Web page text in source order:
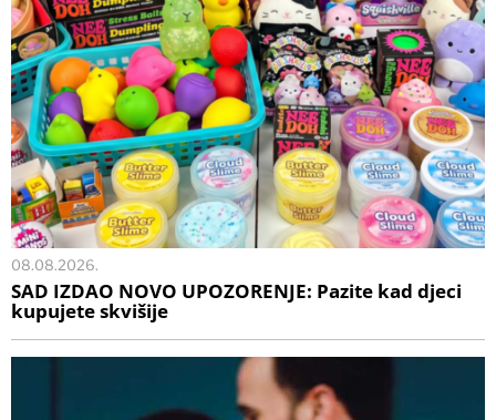
08.08.2026.
SAD IZDAO NOVO UPOZORENJE: Pazite kad djeci
kupujete skvišije